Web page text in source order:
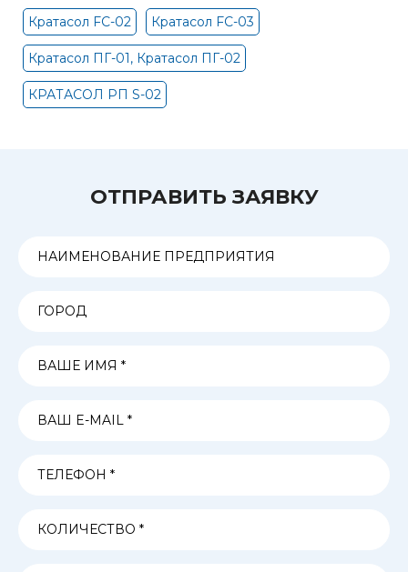
Кратасол FC-02 Кратасол FC-03
Кратасол ПГ-01, Кратасол ПГ-02
КРАТАСОЛ РП S-02
ОТПРАВИТЬ ЗАЯВКУ